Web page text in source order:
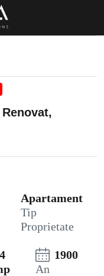
Apartament
Tip
Proprietate
1900
An